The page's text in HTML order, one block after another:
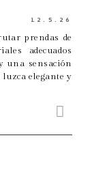
12.5.26
prendas de
adecuados
una sensación
elegante y